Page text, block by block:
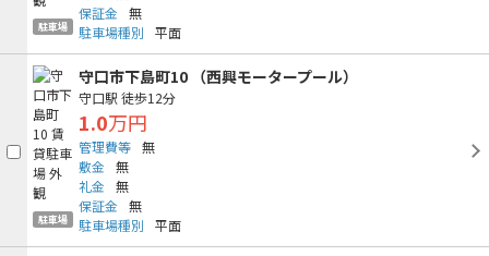
駐車場
保証金
無
駐車場種別
平面
駐車場
守口市下島町10 （西興モータープール）
守口駅 徒歩12分
1.0万円
管理費等 無
敷金
無
礼金
無
保証金
無
駐車場種別
平面